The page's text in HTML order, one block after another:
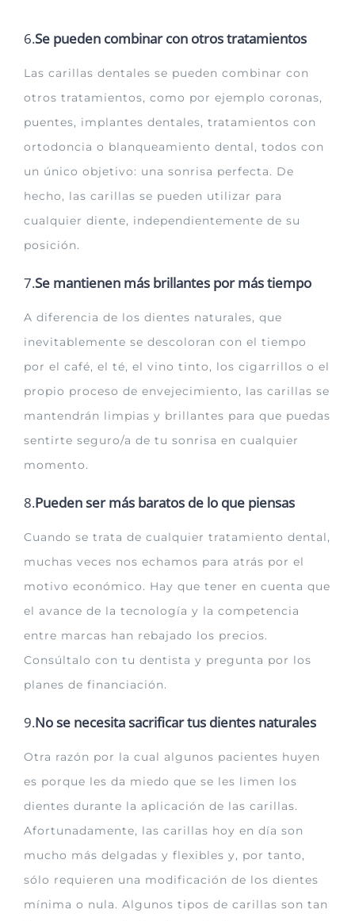
6.Se pueden combinar con otros tratamientos
Las carillas dentales se pueden combinar con
otros tratamientos, como por ejemplo coronas,
puentes, implantes dentales, tratamientos con
ortodoncia o blanqueamiento dental, todos con
un único objetivo: una sonrisa perfecta. De
hecho, las carillas se pueden utilizar para
cualquier diente, independientemente de su
posición.
7.Se mantienen más brillantes por más tiempo
A diferencia de los dientes naturales, que
inevitablemente se descoloran con el tiempo
por el café, el té, el vino tinto, los cigarrillos o el
propio proceso de envejecimiento, las carillas se
mantendrán limpias y brillantes para que puedas
sentirte seguro/a de tu sonrisa en cualquier
momento.
8.Pueden ser más baratos de lo que piensas
Cuando se trata de cualquier tratamiento dental,
muchas veces nos echamos para atrás por el
motivo económico. Hay que tener en cuenta que
el avance de la tecnología y la competencia
entre marcas han rebajado los precios.
Consúltalo con tu dentista y pregunta por los
planes de financiación.
9.No se necesita sacrificar tus dientes naturales
Otra razón por la cual algunos pacientes huyen
es porque les da miedo que se les limen los
dientes durante la aplicación de las carillas.
Afortunadamente, las carillas hoy en día son
mucho más delgadas y flexibles y, por tanto,
sólo requieren una modificación de los dientes
mínima o nula. Algunos tipos de carillas son tan